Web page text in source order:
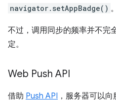
navigator.setAppBadge() 。
不过，调用同步的频率并不完
定。
Web Push API
借助 Push API ，服务器可以